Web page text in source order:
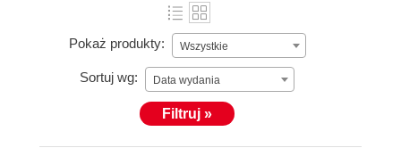
Pokaż produkty: Wszystkie
Sortuj wg: Data wydania
Filtruj »